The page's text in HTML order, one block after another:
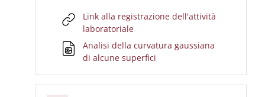
Link alla registrazione dell'attività
laboratorialeURL
Analisi della curvatura gaussiana
di alcune superfici